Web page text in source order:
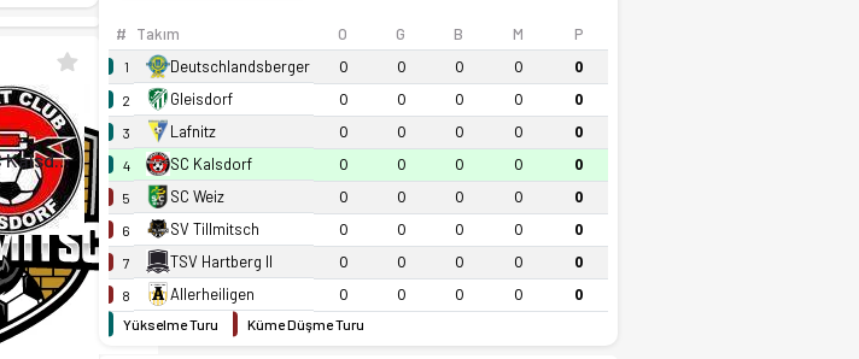
SC Kalsdorf
# Takım O G B M P
1 Deutschlandsberger 0 0 0 0 0
2 Gleisdorf 0 0 0 0 0
3 Lafnitz 0 0 0 0 0
4 SC Kalsdorf 0 0 0 0 0
5 SC Weiz 0 0 0 0 0
6 SV Tillmitsch 0 0 0 0 0
7 TSV Hartberg II 0 0 0 0 0
8 Allerheiligen 0 0 0 0 0
Yükselme Turu Küme Düşme Turu